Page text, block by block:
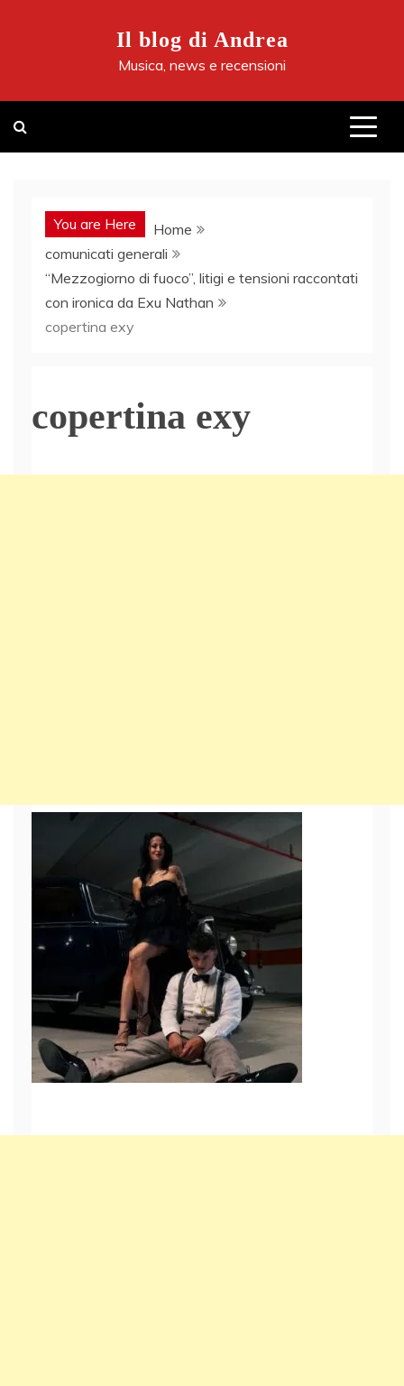
Il blog di Andrea
Musica, news e recensioni
You are Here
Home
comunicati generali
“Mezzogiorno di fuoco”, litigi e tensioni raccontati
con ironica da Exu Nathan
copertina exy
copertina exy